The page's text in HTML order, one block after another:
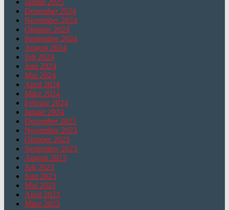
Januar 2025
Dezember 2024
November 2024
Oktober 2024
September 2024
August 2024
Juli 2024
Juni 2024
Mai 2024
April 2024
März 2024
Februar 2024
Januar 2024
Dezember 2023
November 2023
Oktober 2023
September 2023
August 2023
Juli 2023
Juni 2023
Mai 2023
April 2023
März 2023